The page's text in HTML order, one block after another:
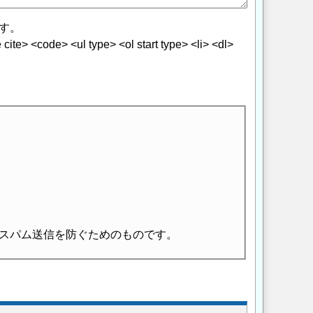
。
<code> <ul type> <ol start type> <li> <dl>
ム送信を防ぐためのものです。